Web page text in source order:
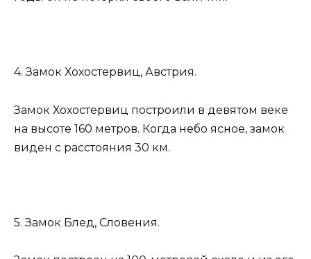
4. Замок Хохостервиц, Австрия.
Замок Хохостервиц построили в девятом веке
на высоте 160 метров. Когда небо ясное, замок
виден с расстояния 30 км.
5. Замок Блед, Словения.